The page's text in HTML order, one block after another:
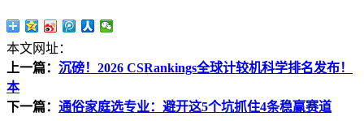
本文网址：
上一篇： 沉磅！2026 CSRankings全球计较机科学排名发布！
本
下一篇： 通俗家庭选专业：避开这5个坑抓住4条稳赢赛道